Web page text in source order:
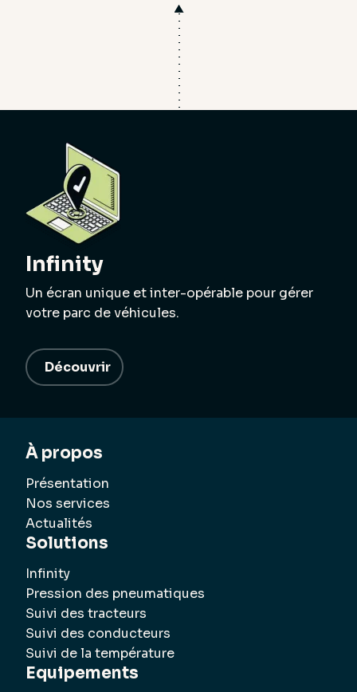
Infinity
Un écran unique et inter-opérable pour gérer
votre parc de véhicules.
Découvrir
À propos
Présentation
Nos services
Actualités
Solutions
Infinity
Pression des pneumatiques
Suivi des tracteurs
Suivi des conducteurs
Suivi de la température
Equipements